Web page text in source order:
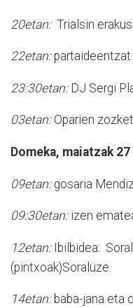
20etan: Trialsin
22etan:partaideentzat
23:30etan:DJ Sergi
03etan:Oparien
Domeka, maiatzak 27
09etan:gosaria
09:30etan:izen
12etan: Ibilbidea:
(pintxoak)Soraluze.
14etan:baba-jana eta